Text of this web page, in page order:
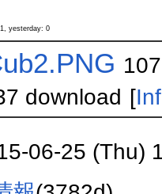
yesterday: 0
download [
06-25 (Thu)